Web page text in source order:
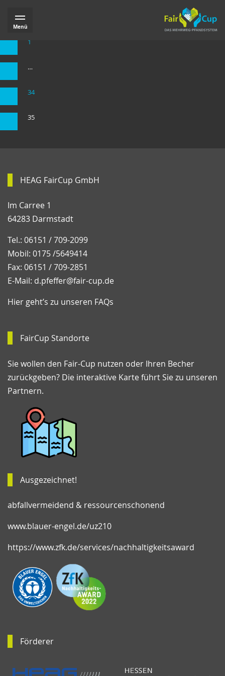
Menü
Seitennummerierung
der
Beiträge
1
…
34
35
HEAG FairCup GmbH
Im Carree 1
64283 Darmstadt
Tel.: 06151 / 709-2099
Mobil: 0175 /5649414
Fax: 06151 / 709-2851
E-Mail: d.pfeffer@fair-cup.de
Hier geht’s zu unseren FAQs
FairCup Standorte
Sie wollen den Fair-Cup nutzen oder Ihren Becher
zurückgeben? Die interaktive Karte führt Sie zu unseren
Partnern.
Ausgezeichnet!
abfallvermeidend & ressourcenschonend
www.blauer-engel.de/uz210
https://www.zfk.de/services/nachhaltigkeitsaward
Förderer